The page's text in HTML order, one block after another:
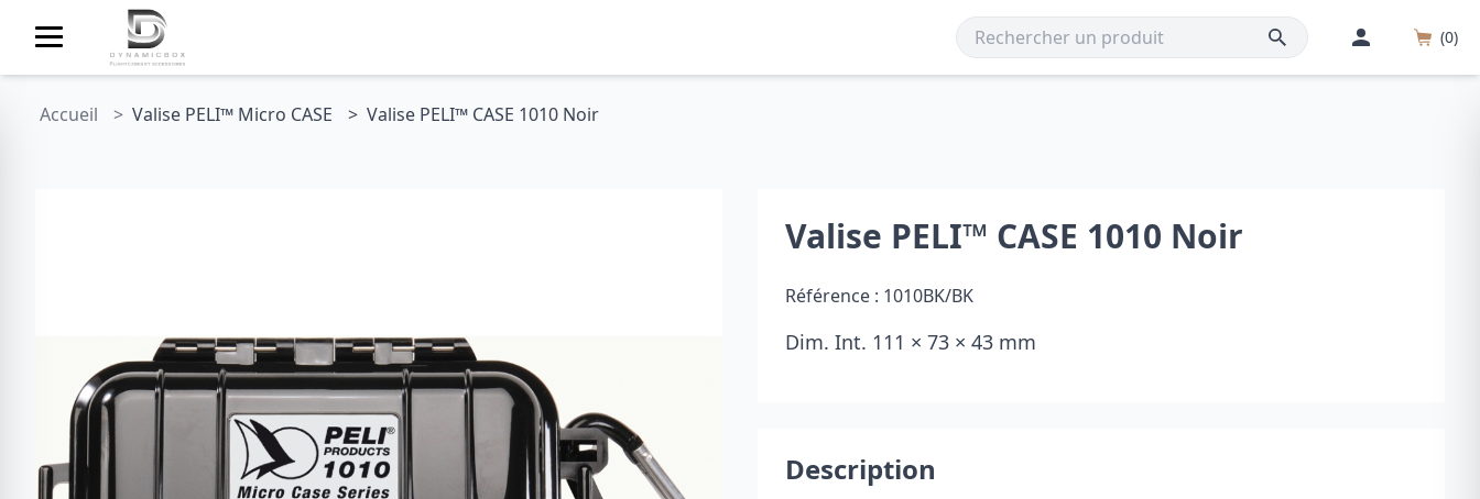
(0)
Accueil Valise PELI™ Micro CASE Valise PELI™ CASE 1010 Noir
Valise PELI™ CASE 1010 Noir
Référence : 1010BK/BK
Dim. Int. 111 × 73 × 43 mm
Description